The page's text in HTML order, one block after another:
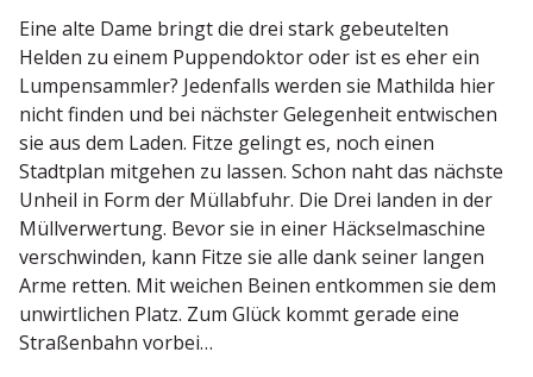
Eine alte Dame bringt die drei stark gebeu­telten
Helden zu einem Puppen­doktor oder ist es eher ein
Lumpen­sammler? Jeden­falls werden sie Mathilda hier
nicht finden und bei nächster Gelegenheit entwi­schen
sie aus dem Laden. Fitze gelingt es, noch einen
Stadtplan mitgehen zu lassen. Schon naht das nächste
Unheil in Form der Müllabfuhr. Die Drei landen in der
Müllver­wertung. Bevor sie in einer Häcksel­ma­schine
verschwinden, kann Fitze sie alle dank seiner langen
Arme retten. Mit weichen Beinen entkommen sie dem
unwirt­lichen Platz. Zum Glück kommt gerade eine
Straßenbahn vorbei…